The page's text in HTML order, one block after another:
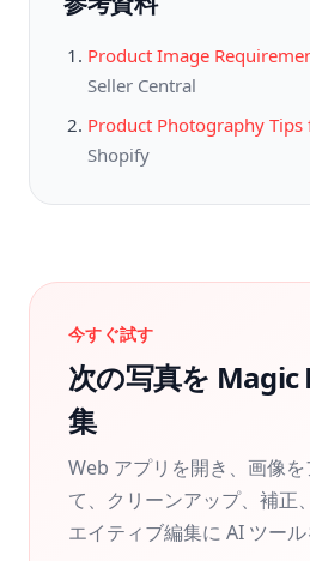
Product Image
Seller Central
Product Photography
Shopify
今すぐ試す
次の写真を Magic
集
Web アプリを開き、画像
て、クリーンアップ、補正
エイティブ編集に AI ツール